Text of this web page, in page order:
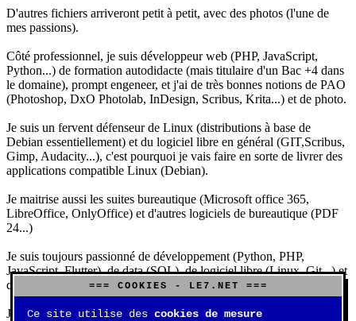
D'autres fichiers arriveront petit à petit, avec des photos (l'une de
mes passions).
Côté professionnel, je suis développeur web (PHP, JavaScript,
Python...) de formation autodidacte (mais titulaire d'un Bac +4 dans
le domaine), prompt engeneer, et j'ai de très bonnes notions de PAO
(Photoshop, DxO Photolab, InDesign, Scribus, Krita...) et de photo.
Je suis un fervent défenseur de Linux (distributions à base de
Debian essentiellement) et du logiciel libre en général (GIT,Scribus,
Gimp, Audacity...), c'est pourquoi je vais faire en sorte de livrer des
applications compatible Linux (Debian).
Je maitrise aussi les suites bureautique (Microsoft office 365,
LibreOffice, OnlyOffice) et d'autres logiciels de bureautique (PDF
24...)
Je suis toujours passionné de développement (Python, PHP,
JavaScript, Flutter), de data (SQL), de logiciel libre (Linux, Git...) et
d'IA (principalement Claude et DeepSeek).
J'aime jouer, surtout aux jeux de sociétés (Risk, Uno, Scrabble...),
=== COOKIES - LE7.NET ===
Ce site utilise des cookies de mesure